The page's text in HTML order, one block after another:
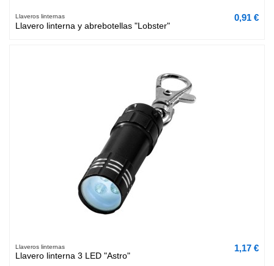
Llaveros linternas
Llavero linterna y abrebotellas "Lobster"
0,91 €
Llaveros linternas
Llavero linterna 3 LED "Astro"
1,17 €